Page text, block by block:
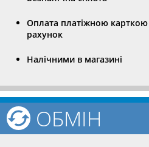
Оплата платіжною
рахунок
Налічними в магазині
ОБМІН